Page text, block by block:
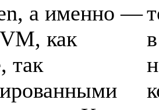
а именно —
как
так